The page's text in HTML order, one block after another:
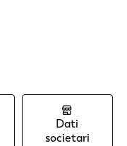
Dati
societari